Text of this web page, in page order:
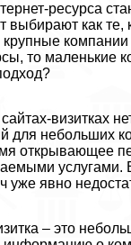
ресурса
выбирают как
крупные
то маленькие
визитках
для небольших
открывающее
услугами.
уже явно
– это